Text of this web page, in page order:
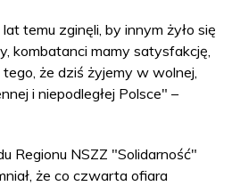
temu zginęli, by innym żyło się
kombatanci mamy satysfakcję,
że dziś żyjemy w wolnej,
i niepodległej Polsce" –
Regionu NSZZ "Solidarność"
że co czwarta ofiara